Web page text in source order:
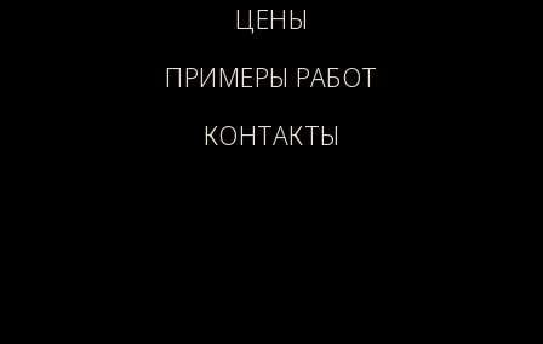
ЦЕНЫ
ПРИМЕРЫ РАБОТ
КОНТАКТЫ